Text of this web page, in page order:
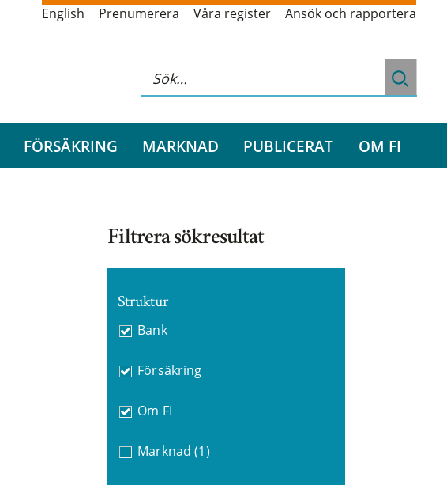
English Prenumerera Våra register Ansök och rapportera
FÖRSÄKRING MARKNAD PUBLICERAT OM FI
Filtrera sökresultat
Struktur
Bank
Försäkring
Om FI
Marknad (1)